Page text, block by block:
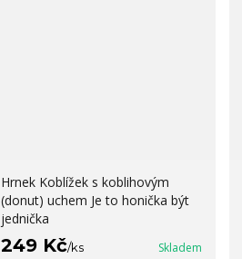
Hrnek Koblížek s koblihovým
(donut) uchem Je to honička být
jednička
249 Kč/ks Skladem